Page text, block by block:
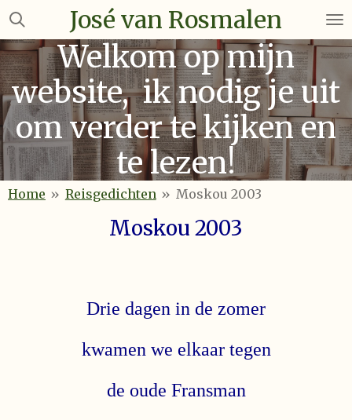
Ga
naar
de
hoofdinhoud
José van Rosmalen
Welkom op mijn
website, ik nodig je uit
om verder te kijken en
te lezen!
Home » Reisgedichten » Moskou 2003
Moskou 2003
Drie dagen in de zomer
kwamen we elkaar tegen
de oude Fransman